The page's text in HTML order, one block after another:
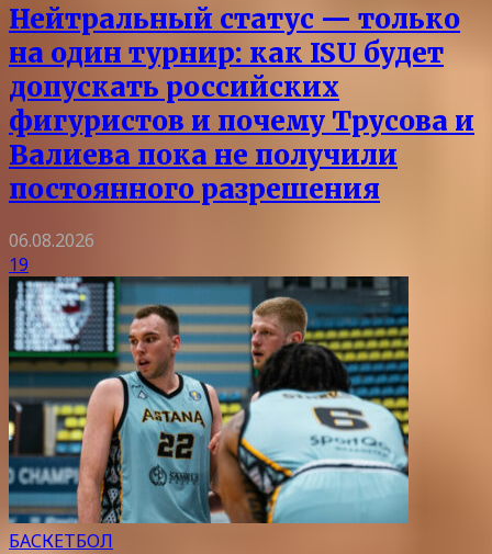
Нейтральный статус — только
на один турнир: как ISU будет
допускать российских
фигуристов и почему Трусова и
Валиева пока не получили
постоянного разрешения
06.08.2026
19
БАСКЕТБОЛ